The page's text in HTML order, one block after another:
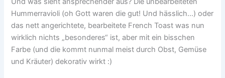
Hummerravioli (oh Gott waren die gut! Und hässlich…) oder
das nett angerichtete, bearbeitete French Toast was nun
wirklich nichts „besonderes“ ist, aber mit ein bisschen
Farbe (und die kommt nunmal meist durch Obst, Gemüse
und Kräuter) dekorativ wirkt :)